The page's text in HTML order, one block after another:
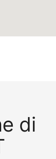
di